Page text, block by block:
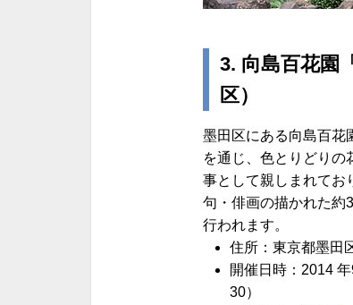
3. 向島百花園
区）
墨田区にある向島百花
を通じ、色とりどりの
事として親しまれてお
句・俳画の描かれた約
行われます。
住所：東京都墨田
開催日時：2014
30）